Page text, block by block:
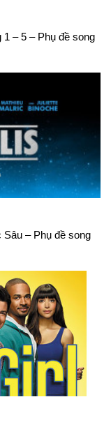
– 5 – Phụ đề song
– Phụ đề song